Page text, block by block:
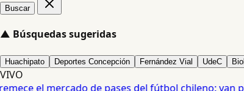
Buscar
▲ Búsquedas sugeridas
Huachipato Deportes Concepción Fernández Vial UdeC
VIVO
el mercado de pases del fútbol chileno: van